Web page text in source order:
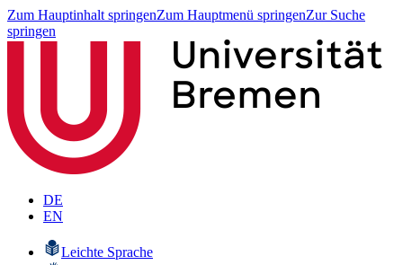
Zum Hauptinhalt springenZum Hauptmenü springenZur Suche
springen
DE
EN
Leichte Sprache